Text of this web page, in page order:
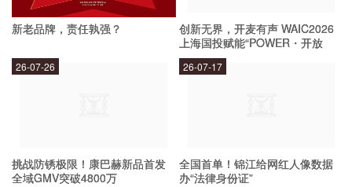
我们提供最新的市场分析和投资建议，帮助投资者
把握市场变化和趋势，制定正确的投资策略，同时
我们也提供多种投资工具和平台，让投资者可以更
如何成为皓天财经的会员？
新老品牌，责任孰强？
创新无界，开麦有声 WAIC2026
上海国投赋能“POWER・开放
麦”专场成功举办
挑战防锈极限！康巴赫新品首发
全域GMV突破4800万
26-07-26
全国首单！锦江给网红人像数据
办“法律身份证”
26-07-17